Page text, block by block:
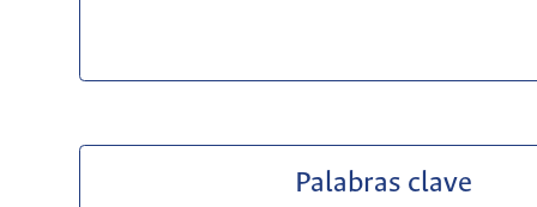
Palabras clave